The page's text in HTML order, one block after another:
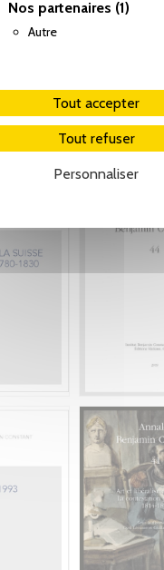
Nos partenaires (1)
Autre
Tout accepter
Tout refuser
Personnaliser
COLLECTION